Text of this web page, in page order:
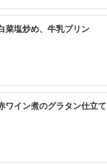
塩炒め、牛乳プリン
イン煮のグラタン仕立て